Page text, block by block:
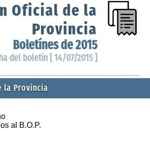
Oficial de la
Provincia
Boletínes de 2015
del boletín [ 14/07/2015 ]
la Provincia
al B.O.P.